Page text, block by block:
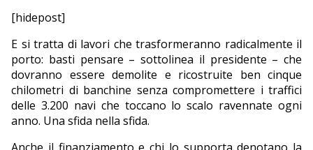
[hidepost]
E si tratta di lavori che trasformeranno radicalmente il
porto: basti pensare – sottolinea il presidente – che
dovranno essere demolite e ricostruite ben cinque
chilometri di banchine senza compromettere i traffici
delle 3.200 navi che toccano lo scalo ravennate ogni
anno. Una sfida nella sfida.